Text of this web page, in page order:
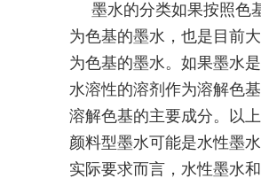
墨水的分类如果按照
为色基的墨水，也是目前
为色基的墨水。如果墨水
水溶性的溶剂作为溶解色
溶解色基的主要成分。以
颜料型墨水可能是水性墨
实际要求而言，水性墨水